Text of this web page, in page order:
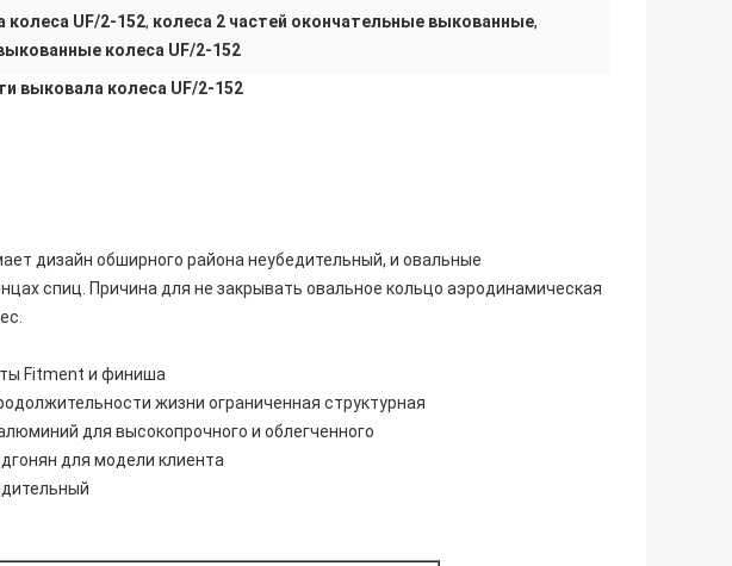
колеса UF/2-152, колеса 2 частей окончательные выкованные,
колеса UF/2-152
выковала колеса UF/2-152
дизайн обширного района неубедительный, и овальные
спиц. Причина для не закрывать овальное кольцо аэродинамическая
Fitment и финиша
жизни ограниченная структурная
для высокопрочного и облегченного
для модели клиента